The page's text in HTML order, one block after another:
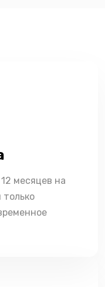
месяцев на